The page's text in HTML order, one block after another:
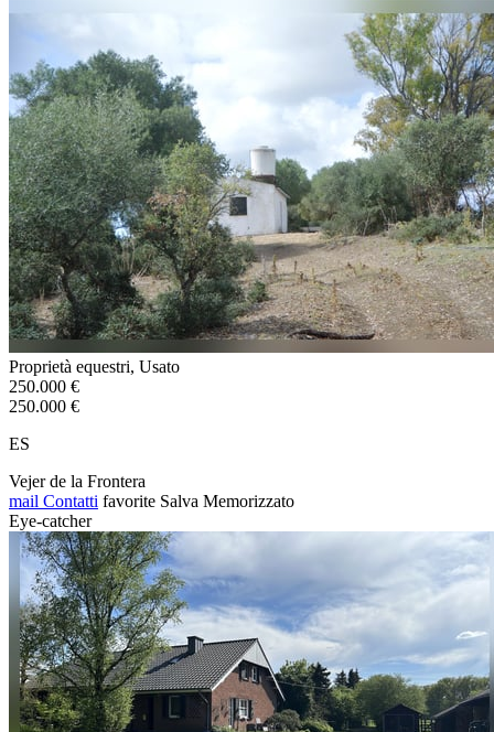
Proprietà equestri, Usato
250.000 €
250.000 €
ES
Vejer de la Frontera
mail Contatti favorite Salva Memorizzato
Eye-catcher